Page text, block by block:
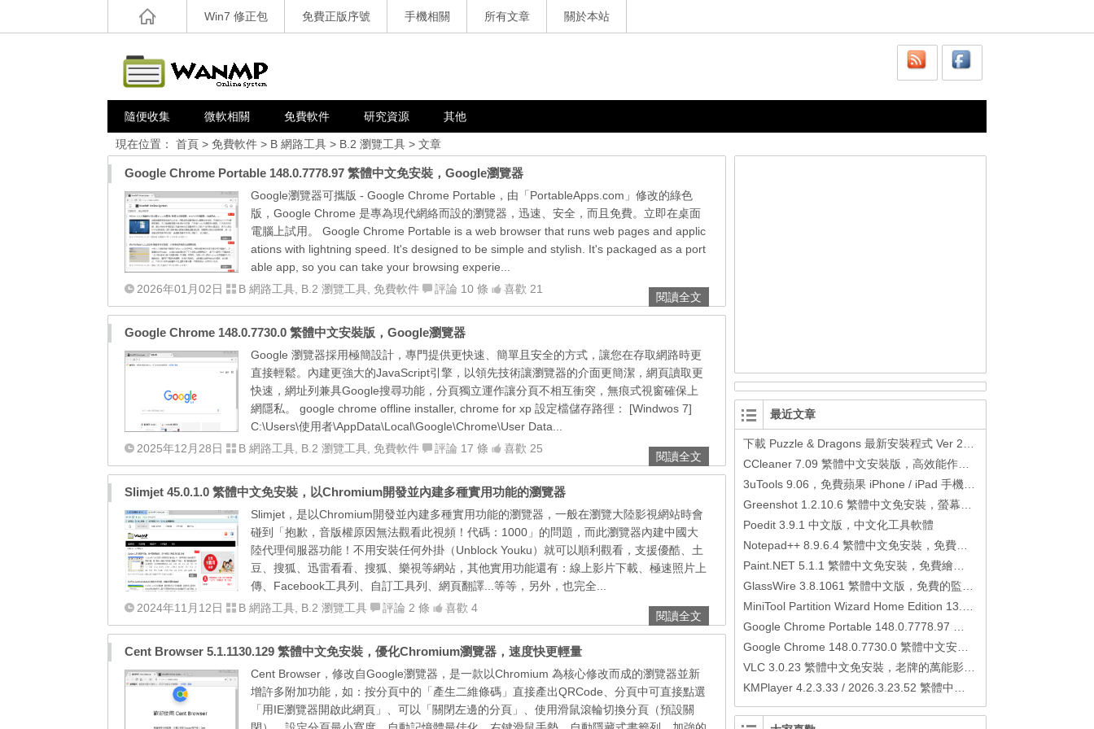
Win7 修正包 免費正版序號 手機相關 所有文章 關於本站
隨便收集 微軟相關 免費軟件 研究資源 其他
現在位置： 首頁 > 免費軟件 > B 網路工具 > B.2 瀏覽工具 > 文章
Google Chrome Portable 148.0.7778.97 繁體中文免安裝，Google瀏覽器
Google瀏覽器可攜版 - Google Chrome Portable，由「PortableApps.com」修改的綠色
版，Google Chrome 是專為現代網絡而設的瀏覽器，迅速、安全，而且免費。立即在桌面
電腦上試用。 Google Chrome Portable is a web browser that runs web pages and applic
ations with lightning speed. It's designed to be simple and stylish. It's packaged as a port
able app, so you can take your browsing experie...
2026年01月02日
B 網路工具 B.2 瀏覽工具 免費軟件 評論 10 條 喜歡 21
閱讀全文
Google Chrome 148.0.7730.0 繁體中文安裝版，Google瀏覽器
Google 瀏覽器採用極簡設計，專門提供更快速、簡單且安全的方式，讓您在存取網路時更
直接輕鬆。內建更強大的JavaScript引擎，以領先技術讓瀏覽器的介面更簡潔，網頁讀取更
快速，網址列兼具Google搜尋功能，分頁獨立運作讓分頁不相互衝突，無痕式視窗確保上
網隱私。 google chrome offline installer, chrome for xp 設定檔儲存路徑： [Windwos 7]
C:\Users\使用者\AppData\Local\Google\Chrome\User Data...
2025年12月28日
B 網路工具 B.2 瀏覽工具 免費軟件 評論 17 條 喜歡 25
閱讀全文
Slimjet 45.0.1.0 繁體中文免安裝，以Chromium開發並內建多種實用功能的瀏覽器
Slimjet，是以Chromium開發並內建多種實用功能的瀏覽器，一般在瀏覽大陸影視網站時會
碰到「抱歉，音版權原因無法觀看此視頻！代碼：1000」的問題，而此瀏覽器內建中國大
陸代理伺服器功能！不用安裝任何外掛（Unblock Youku）就可以順利觀看，支援優酷、土
豆、搜狐、迅雷看看、搜狐、樂視等網站，其他實用功能還有：線上影片下載、極速照片上
傳、Facebook工具列、自訂工具列、網頁翻譯...等等，另外，也完全...
2024年11月12日
B 網路工具 B.2 瀏覽工具 評論 2 條 喜歡 4
閱讀全文
Cent Browser 5.1.1130.129 繁體中文免安裝，優化Chromium瀏覽器，速度快更輕量
Cent Browser，修改自Google瀏覽器，是一款以Chromium 為核心修改而成的瀏覽器並新
增許多附加功能，如：按分頁中的「產生二維條碼」直接產出QRCode、分頁中可直接點選
「用IE瀏覽器開啟此網頁」、可以「關閉左邊的分頁」、使用滑鼠滾輪切換分頁（預設關
最近文章
Poedit 3.9.1 中文版，中文化工具軟體